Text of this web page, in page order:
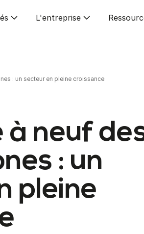
L'entreprise
: un secteur en pleine croissance
à neuf
: un
pleine